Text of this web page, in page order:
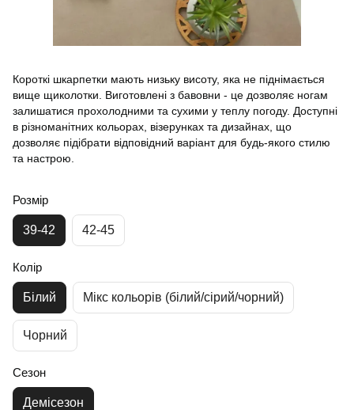
Короткі шкарпетки мають низьку висоту, яка не піднімається
вище щиколотки. Виготовлені з бавовни - це дозволяє ногам
залишатися прохолодними та сухими у теплу погоду. Доступні
в різноманітних кольорах, візерунках та дизайнах, що
дозволяє підібрати відповідний варіант для будь-якого стилю
та настрою.
Розмір
39-42 42-45
Колір
Білий Мікс кольорів (білий/сірий/чорний)
Чорний
Сезон
Демісезон